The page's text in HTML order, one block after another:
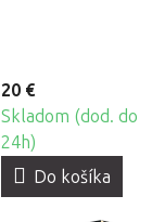
20 €
Skladom (dod. do
24h)
Do košíka